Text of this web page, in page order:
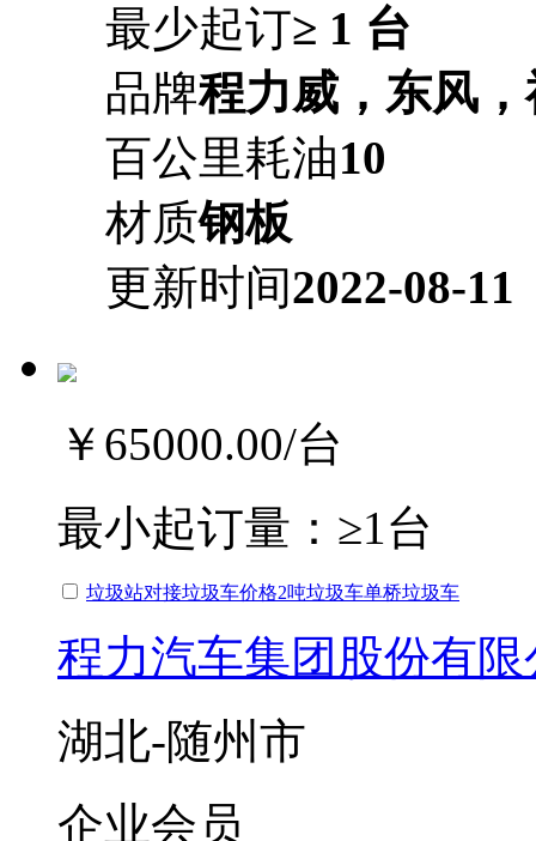
最少起订≥ 1 台
品牌程力威，东风
百公里耗油10
材质钢板
更新时间2022-08-11
￥65000.00/台
最小起订量： ≥1台
垃圾站对接垃圾车价格2吨垃圾车单桥垃圾车
程力汽车集团股份有限
湖北-随州市
企业会员